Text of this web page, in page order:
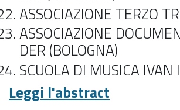
ASSOCIAZIONE TERZO
ASSOCIAZIONE
DER (BOLOGNA)
SCUOLA DI MUSICA IVAN
Leggi l'abstract